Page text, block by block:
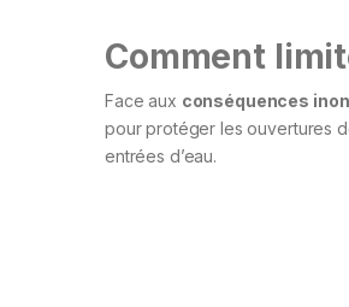
Comment
Face aux conséquences
pour protéger les ouvertures
entrées d’eau.